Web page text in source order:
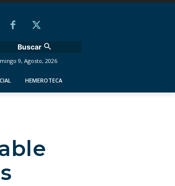
Buscar
9, Agosto, 2026
HEMEROTECA